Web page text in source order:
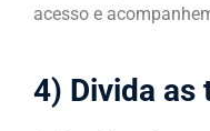
acesso e
4) Divida as